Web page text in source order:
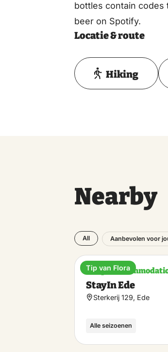
bottles contain codes
beer on Spotify.
Locatie & route
Hiking
Nearby
All Aanbevolen voor
Unique
StayIn Ede
Sterkerij 129, Ede
Alle seizoenen
Tip van Flora